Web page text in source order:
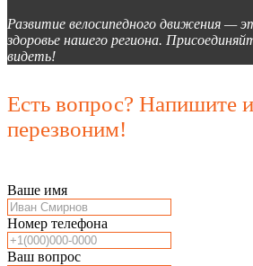
Развитие велосипедного движения —
здоровье нашего региона.
видеть!
Есть вопрос? Напишите
перезвоним!
Ваше имя
Номер телефона
Ваш вопрос